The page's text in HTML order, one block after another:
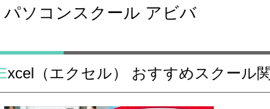
パソコンスクール アビバ
Excel（エクセル） おすすめスクール